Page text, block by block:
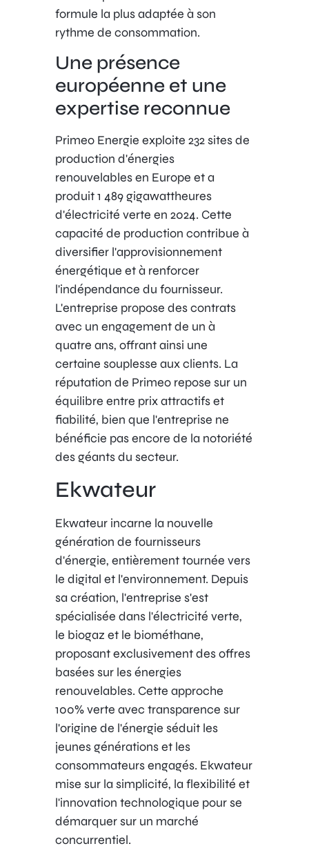
formule la plus adaptée à son
rythme de consommation.
Une présence
européenne et une
expertise reconnue
Primeo Energie exploite 232 sites de
production d'énergies
renouvelables en Europe et a
produit 1 489 gigawattheures
d'électricité verte en 2024. Cette
capacité de production contribue à
diversifier l'approvisionnement
énergétique et à renforcer
l'indépendance du fournisseur.
L'entreprise propose des contrats
avec un engagement de un à
quatre ans, offrant ainsi une
certaine souplesse aux clients. La
réputation de Primeo repose sur un
équilibre entre prix attractifs et
fiabilité, bien que l'entreprise ne
bénéficie pas encore de la notoriété
des géants du secteur.
Ekwateur
Ekwateur incarne la nouvelle
génération de fournisseurs
d'énergie, entièrement tournée vers
le digital et l'environnement. Depuis
sa création, l'entreprise s'est
spécialisée dans l'électricité verte,
le biogaz et le biométhane,
proposant exclusivement des offres
basées sur les énergies
renouvelables. Cette approche
100% verte avec transparence sur
l'origine de l'énergie séduit les
jeunes générations et les
consommateurs engagés. Ekwateur
mise sur la simplicité, la flexibilité et
l'innovation technologique pour se
démarquer sur un marché
concurrentiel.